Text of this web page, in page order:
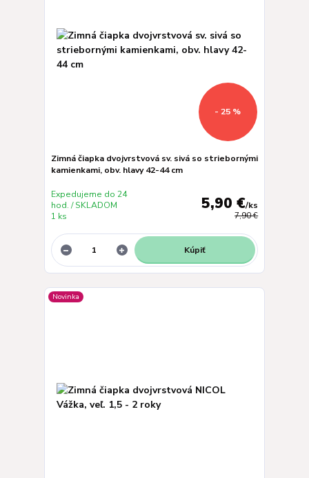
- 25 %
Zimná čiapka dvojvrstvová sv. sivá so striebornými
kamienkami, obv. hlavy 42-44 cm
7,90 €
5,90 €/ks
Expedujeme do 24
hod. / SKLADOM
1 ks
Kúpiť
Novinka